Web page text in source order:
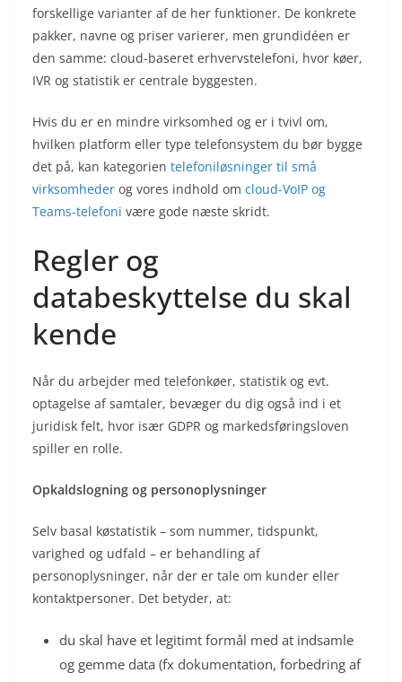
forskellige varianter af de her funktioner. De konkrete
pakker, navne og priser varierer, men grundidéen er
den samme: cloud-baseret erhvervstelefoni, hvor køer,
IVR og statistik er centrale byggesten.
Hvis du er en mindre virksomhed og er i tvivl om,
hvilken platform eller type telefonsystem du bør bygge
det på, kan kategorien telefoniløsninger til små
virksomheder og vores indhold om cloud-VoIP og
Teams-telefoni være gode næste skridt.
Regler og
databeskyttelse du skal
kende
Når du arbejder med telefonkøer, statistik og evt.
optagelse af samtaler, bevæger du dig også ind i et
juridisk felt, hvor især GDPR og markedsføringsloven
spiller en rolle.
Opkaldslogning og personoplysninger
Selv basal køstatistik – som nummer, tidspunkt,
varighed og udfald – er behandling af
personoplysninger, når der er tale om kunder eller
kontaktpersoner. Det betyder, at:
du skal have et legitimt formål med at indsamle
og gemme data (fx dokumentation, forbedring af